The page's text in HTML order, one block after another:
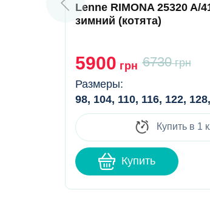
Lenne RIMONA 25320 A/
зимний (котята)
5900 грн 6730грн
Размеры:
98, 104, 110, 116, 122,
Купить в 1
Купить